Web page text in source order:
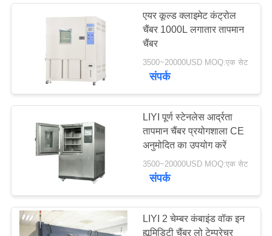
कारखाना
नियंत्रण
एक
उद्धरण
एयर कूल्ड क्लाइमेट कंट्रोल
चैंबर 1000L लगातार तापमान
चैंबर
3500~20000USD MOQ:एक सेट
संपर्क
LIYI पूर्ण स्टेनलेस आर्द्रता
तापमान चैंबर प्रयोगशाला CE
अनुमोदित का उपयोग करें
3500~20000USD MOQ:एक सेट
संपर्क
LIYI 2 चेम्बर कंबाइंड वॉक इन
ह्यूमिडिटी चैंबर लो टेम्परेचर